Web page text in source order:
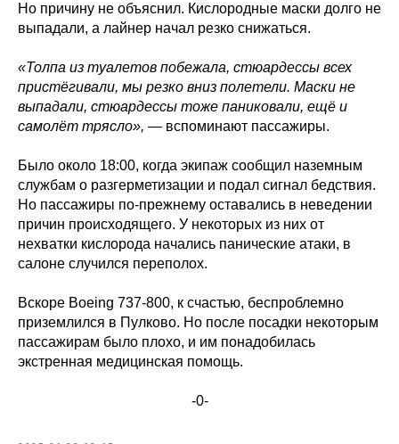
Но причину не объяснил. Кислородные маски долго не
выпадали, а лайнер начал резко снижаться.
«Толпа из туалетов побежала, стюардессы всех
пристёгивали, мы резко вниз полетели. Маски не
выпадали, стюардессы тоже паниковали, ещё и
самолёт трясло», — вспоминают пассажиры.
Было около 18:00, когда экипаж сообщил наземным
службам о разгерметизации и подал сигнал бедствия.
Но пассажиры по-прежнему оставались в неведении
причин происходящего. У некоторых из них от
нехватки кислорода начались панические атаки, в
салоне случился переполох.
Вскоре Boeing 737-800, к счастью, беспроблемно
приземлился в Пулково. Но после посадки некоторым
пассажирам было плохо, и им понадобилась
экстренная медицинская помощь.
-0-